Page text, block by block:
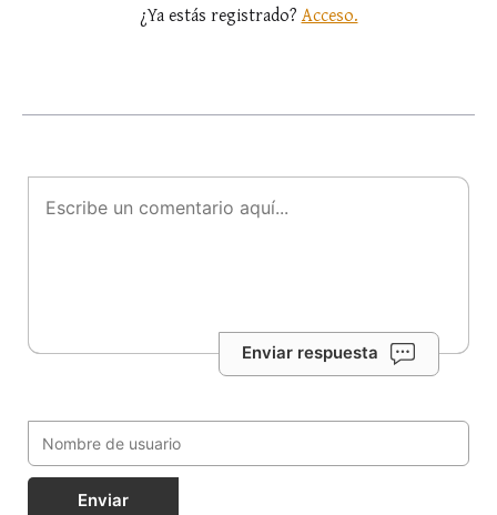
¿Ya estás registrado? Acceso.
Enviar respuesta
Enviar